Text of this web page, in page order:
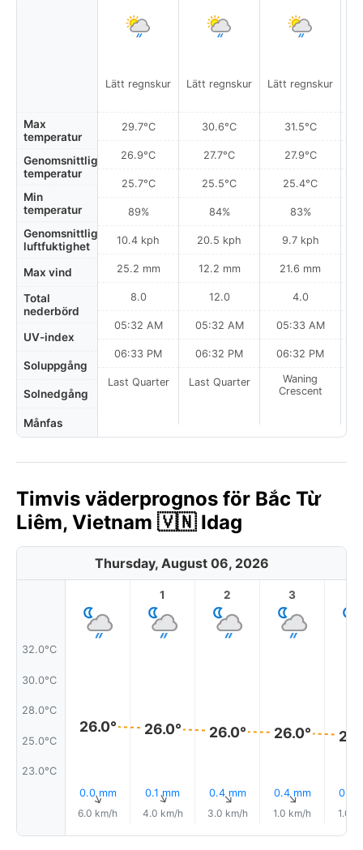
Max
temperatur
Genomsnittlig
temperatur
Min
temperatur
Genomsnittlig
luftfuktighet
Max vind
Total
nederbörd
UV-index
Soluppgång
Solnedgång
Månfas
Lätt regnskur
29.7°C
26.9°C
25.7°C
89%
10.4 kph
25.2 mm
8.0
05:32 AM
06:33 PM
Last Quarter
Lätt regnskur
30.6°C
27.7°C
25.5°C
84%
20.5 kph
12.2 mm
12.0
05:32 AM
06:32 PM
Last Quarter
Lätt regnskur
31.5°C
27.9°C
25.4°C
83%
9.7 kph
21.6 mm
4.0
05:33 AM
06:32 PM
Waning
Crescent
Timvis väderprognos för Bắc Từ
Liêm, Vietnam 🇻🇳 Idag
Thursday, August 06, 2026
32.0°C
30.0°C
28.0°C
25.0°C
23.0°C
26.0°
0.0 mm
↑
6.0 km/h
1
26.0°
0.1 mm
↑
4.0 km/h
2
26.0°
0.4 mm
↑
3.0 km/h
3
26.0°
0.4 mm
↑
1.0 km/h
0.9
1.0